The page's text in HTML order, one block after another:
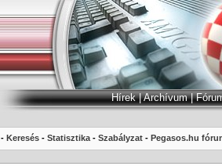
Hírek|Archívum|
- Keresés - Statisztika - Szabályzat - Pegasos.hu